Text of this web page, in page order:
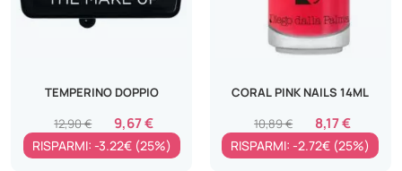
TEMPERINO DOPPIO
9,67 €
12,90 €
RISPARMI: -3.22€ (25%)
CORAL PINK NAILS 14ML
8,17 €
10,89 €
RISPARMI: -2.72€ (25%)